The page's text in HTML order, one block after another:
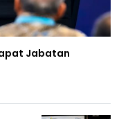
Jabatan